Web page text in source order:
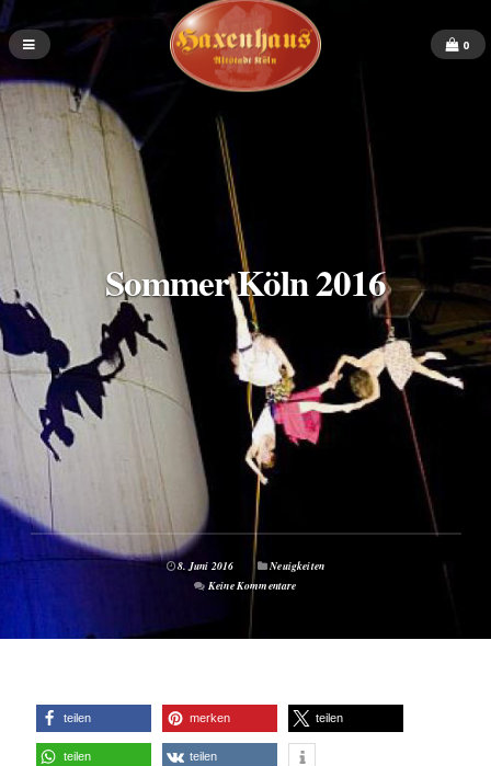
0
Sommer Köln 2016
8. Juni 2016
Neuigkeiten
Keine Kommentare
teilen merken teilen
teilen teilen